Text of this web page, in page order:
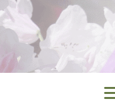
Ga
naar
de
inhoud